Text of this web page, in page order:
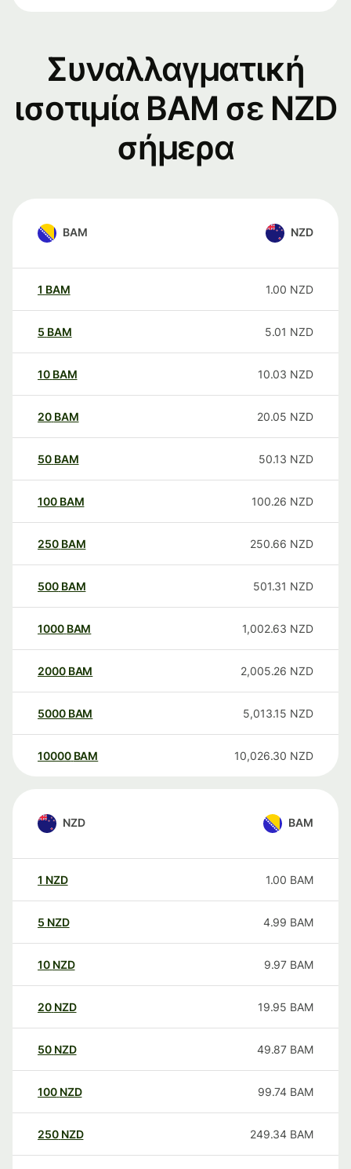
Συναλλαγματική
ισοτιμία BAM σε NZD
σήμερα
BAM NZD
1 BAM 1.00 NZD
5 BAM 5.01 NZD
10 BAM 10.03 NZD
20 BAM 20.05 NZD
50 BAM 50.13 NZD
100 BAM 100.26 NZD
250 BAM 250.66 NZD
500 BAM 501.31 NZD
1000 BAM 1,002.63 NZD
2000 BAM 2,005.26 NZD
5000 BAM 5,013.15 NZD
10000 BAM 10,026.30 NZD
NZD BAM
1 NZD 1.00 BAM
5 NZD 4.99 BAM
10 NZD 9.97 BAM
20 NZD 19.95 BAM
50 NZD 49.87 BAM
100 NZD 99.74 BAM
250 NZD 249.34 BAM